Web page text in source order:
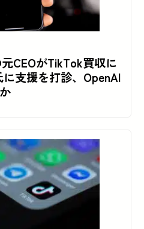
CEOがTikTok買収に
支援を打診、OpenAI